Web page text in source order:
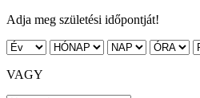
Adja meg születési időpontját!
VAGY